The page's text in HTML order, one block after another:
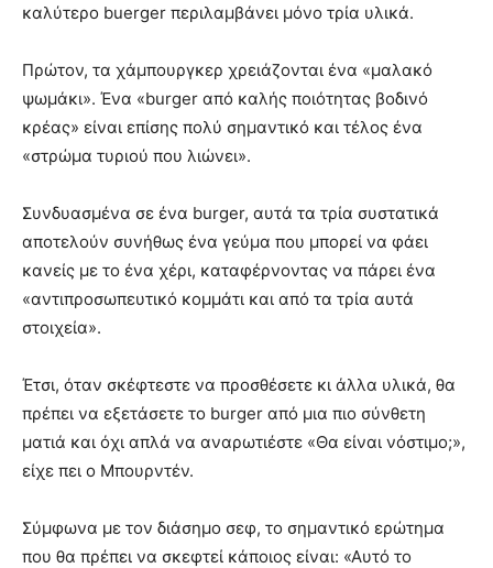
καλύτερο buerger περιλαμβάνει μόνο τρία υλικά.
Πρώτον, τα χάμπουργκερ χρειάζονται ένα «μαλακό
ψωμάκι». Ένα «burger από καλής ποιότητας βοδινό
κρέας» είναι επίσης πολύ σημαντικό και τέλος ένα
«στρώμα τυριού που λιώνει».
Συνδυασμένα σε ένα burger, αυτά τα τρία συστατικά
αποτελούν συνήθως ένα γεύμα που μπορεί να φάει
κανείς με το ένα χέρι, καταφέρνοντας να πάρει ένα
«αντιπροσωπευτικό κομμάτι και από τα τρία αυτά
στοιχεία».
Έτσι, όταν σκέφτεστε να προσθέσετε κι άλλα υλικά, θα
πρέπει να εξετάσετε το burger από μια πιο σύνθετη
ματιά και όχι απλά να αναρωτιέστε «Θα είναι νόστιμο;»,
είχε πει ο Μπουρντέν.
Σύμφωνα με τον διάσημο σεφ, το σημαντικό ερώτημα
που θα πρέπει να σκεφτεί κάποιος είναι: «Αυτό το